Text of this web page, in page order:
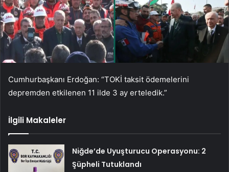
Cumhurbaşkanı Erdoğan: “TOKİ taksit ödemelerini
depremden etkilenen 11 ilde 3 ay erteledik.”
İlgili Makaleler
Niğde’de Uyuşturucu Operasyonu: 2
Şüpheli Tutuklandı